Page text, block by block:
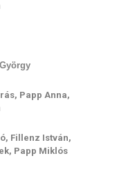
Papp Anna,
Fillenz István,
Papp Miklós